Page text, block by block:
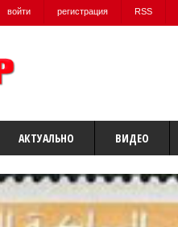
войти регистрация RSS
АКТУАЛЬНО ВИДЕО